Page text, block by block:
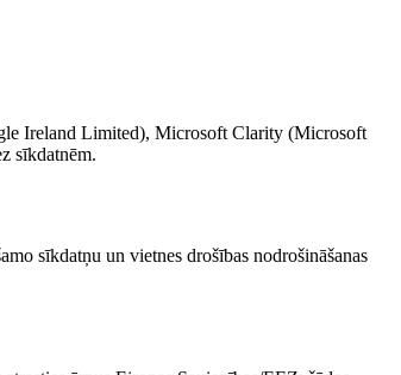
Ireland Limited), Microsoft Clarity (Microsoft
sīkdatnēm.
sīkdatņu un vietnes drošības nodrošināšanas